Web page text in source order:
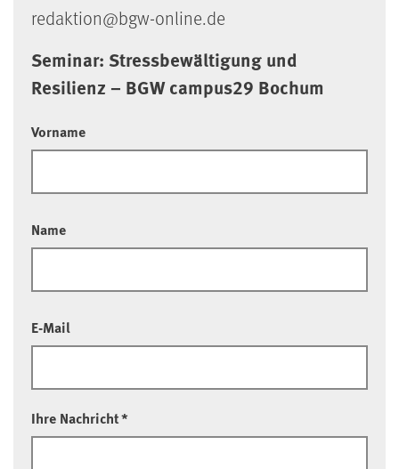
redaktion@bgw-online.de
Seminar: Stressbewältigung und
Resilienz – BGW campus29 Bochum
Vorname
Name
E-Mail
Ihre Nachricht*